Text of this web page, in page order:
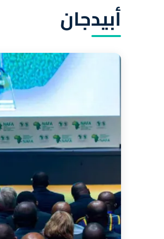
أبيدجان